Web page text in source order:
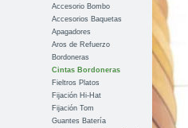
Accesorio Bombo
Accesorios Baquetas
Apagadores
Aros de Refuerzo
Bordoneras
Cintas Bordoneras
Fieltros Platos
Fijación Hi-Hat
Fijación Tom
Guantes Batería